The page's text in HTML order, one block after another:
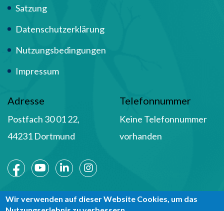
Term Of Use
Satzung
Datenschutzerklärung
Nutzungsbedingungen
Impressum
Adresse
Postfach 30 01 22,
44231 Dortmund
Telefonnummer
Keine Telefonnummer
vorhanden
Social Media
Wir verwenden auf dieser Website Cookies, um das